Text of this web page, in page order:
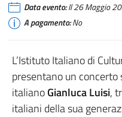
Data evento:Il 26 Maggio
A pagamento:No
L’Istituto Italiano di
presentano un
italianoGianluca Luisi,
italiani della sua